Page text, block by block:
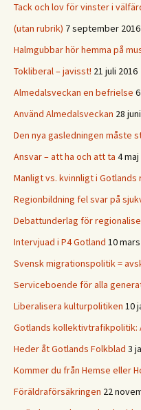
Tack och lov för vinster i
(utan rubrik) 7 september 2016
Halmgubbar hör hemma på
Tokliberal – javisst! 21 juli 2016
Almedalsveckan en befrielse
Använd Almedalsveckan 28
Den nya gasledningen måste
Ansvar – att ha och att ta 4
Manligt vs. kvinnligt i
Regionbildning fel svar på
Debattunderlag för
Intervjuad i P4 Gotland 10
Svensk migrationspolitik =
Serviceboende för alla
Liberalisera kulturpolitiken 10
Gotlands kollektivtrafikpolitik:
Heder åt Gotlands Folkblad 3
Kommer du från Hemse eller
Föräldraförsäkringen 22